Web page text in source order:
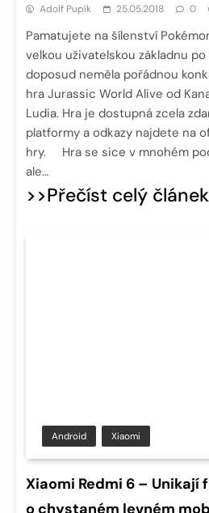
Adolf Pupík 25.05.2018 0
Pamatujete na šílenství
velkou uživatelskou základnu
doposud neměla pořádnou
hra Jurassic World Alive od
Ludia. Hra je dostupná zcela
platformy a odkazy najdete na
hry. Hra se sice v mnohém
ale…
>>Přečíst celý článek
Android Xiaomi
Xiaomi Redmi 6 –
o chystaném levném